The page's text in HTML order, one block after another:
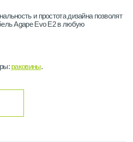
и простота дизайна позволят
Agape Evo E2 в любую
раковины.